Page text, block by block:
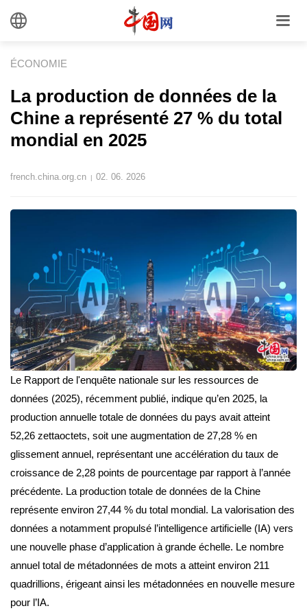
ÉCONOMIE
La production de données de la
Chine a représenté 27 % du total
mondial en 2025
french.china.org.cn | 02. 06. 2026
Le Rapport de l'enquête nationale sur les ressources de
données (2025), récemment publié, indique qu’en 2025, la
production annuelle totale de données du pays avait atteint
52,26 zettaoctets, soit une augmentation de 27,28 % en
glissement annuel, représentant une accélération du taux de
croissance de 2,28 points de pourcentage par rapport à l’année
précédente. La production totale de données de la Chine
représente environ 27,44 % du total mondial. La valorisation des
données a notamment propulsé l’intelligence artificielle (IA) vers
une nouvelle phase d’application à grande échelle. Le nombre
annuel total de métadonnées de mots a atteint environ 211
quadrillions, érigeant ainsi les métadonnées en nouvelle mesure
pour l’IA.